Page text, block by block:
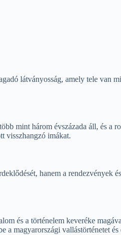
látványosság, amely tele van
mint három évszázada áll, és a
visszhangzó imákat.
hanem a rendezvények
és a történelem keveréke
a magyarországi vallástörténetet és